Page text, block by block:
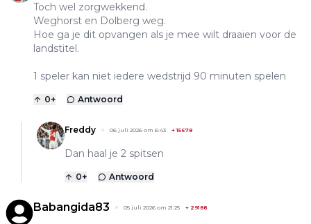
Toch wel zorgwekkend.
Weghorst en Dolberg weg.
Hoe ga je dit opvangen als je mee wilt draaien voor de
landstitel.
1 speler kan niet iedere wedstrijd 90 minuten spelen
0+ Antwoord
Freddy 06 juli 2026 om 6:43 +15678
Dan haal je 2 spitsen
0+ Antwoord
Babangida83 05 juli 2026 om 21:25 + 29188